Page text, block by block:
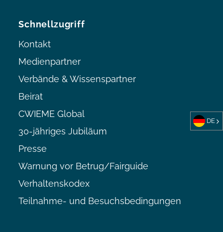
Schnellzugriff
Kontakt
Medienpartner
Verbände & Wissenspartner
Beirat
CWIEME Global
30-jähriges Jubiläum
Presse
Warnung vor Betrug/Fairguide
Verhaltenskodex
Teilnahme- und Besuchsbedingungen
DE